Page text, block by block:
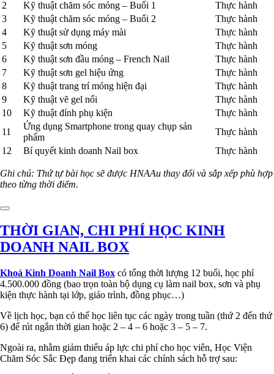
2
Kỹ thuật chăm sóc móng – Buổi 1
Thực hành
3
Kỹ thuật chăm sóc móng – Buổi 2
Thực hành
4
Kỹ thuật sử dụng máy mài
Thực hành
5
Kỹ thuật sơn móng
Thực hành
6
Kỹ thuật sơn đầu móng – French Nail
Thực hành
7
Kỹ thuật sơn gel hiệu ứng
Thực hành
8
Kỹ thuật trang trí móng hiện đại
Thực hành
9
Kỹ thuật vẽ gel nổi
Thực hành
10
Kỹ thuật đính phụ kiện
Thực hành
11
Ứng dụng Smartphone trong quay chụp sản
phẩm
Thực hành
12
Bí quyết kinh doanh Nail box Thực hành
Ghi chú: Thứ tự bài học sẽ được HNAAu thay đổi và sắp xếp phù hợp
theo từng thời điểm.
THỜI GIAN, CHI PHÍ HỌC KINH
DOANH NAIL BOX
Khoá Kinh Doanh Nail Box có tổng thời lượng 12 buổi, học phí
4.500.000 đồng (bao trọn toàn bộ dụng cụ làm nail box, sơn và phụ
kiện thực hành tại lớp, giáo trình, đồng phục…)
Về lịch học, bạn có thể học liên tục các ngày trong tuần (thứ 2 đến thứ
6) để rút ngắn thời gian hoặc 2 – 4 – 6 hoặc 3 – 5 – 7.
Ngoài ra, nhằm giảm thiểu áp lực chi phí cho học viên, Học Viện
Chăm Sóc Sắc Đẹp đang triển khai các chính sách hỗ trợ sau: